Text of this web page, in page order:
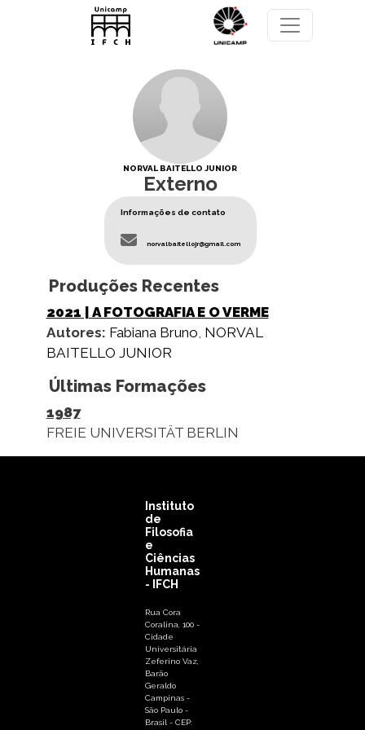
Pular para o conteúdo principal
NORVAL BAITELLO JUNIOR
Externo
Informações de contato
norvalbaitellojr@gmail.com
Produções Recentes
2021 | A FOTOGRAFIA E O VERME
Autores: Fabiana Bruno NORVAL
BAITELLO JUNIOR
Últimas Formações
1987
FREIE UNIVERSITÄT BERLIN
Instituto
de
Filosofia
e
Ciências
Humanas
- IFCH
Rua Cora
Coralina, 100 -
Cidade
Universitária
Zeferino Vaz,
Barão
Geraldo
Campinas -
São Paulo -
Brasil - CEP: